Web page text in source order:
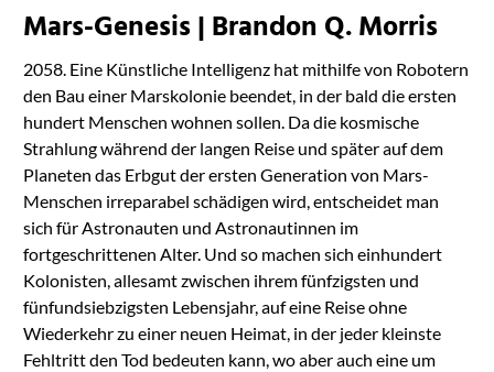
Mars-Genesis | Brandon Q. Morris
2058. Eine Künstliche Intelligenz hat mithilfe von Robotern
den Bau einer Marskolonie beendet, in der bald die ersten
hundert Menschen wohnen sollen. Da die kosmische
Strahlung während der langen Reise und später auf dem
Planeten das Erbgut der ersten Generation von Mars-
Menschen irreparabel schädigen wird, entscheidet man
sich für Astronauten und Astronautinnen im
fortgeschrittenen Alter. Und so machen sich einhundert
Kolonisten, allesamt zwischen ihrem fünfzigsten und
fünfundsiebzigsten Lebensjahr, auf eine Reise ohne
Wiederkehr zu einer neuen Heimat, in der jeder kleinste
Fehltritt den Tod bedeuten kann, wo aber auch eine um